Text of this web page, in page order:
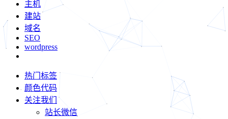
主机
建站
域名
SEO
wordpress
热门标签
颜色代码
关注我们
站长微信